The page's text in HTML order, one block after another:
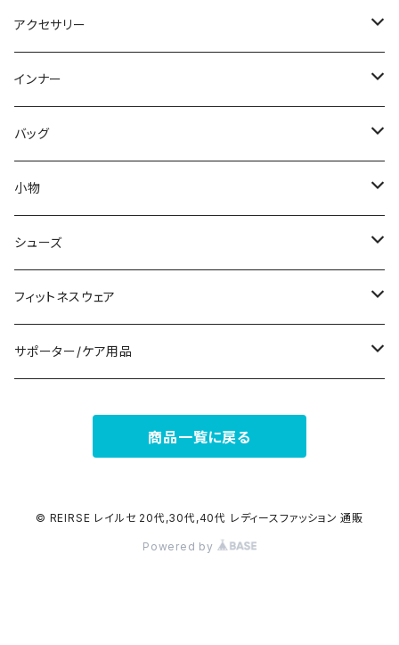
パーカー
スウェット/トレーナー
その他
その他
オールインワン
ワンピース
ラッシュガード
その他
ミディアム/ミモレ
ロング/マキシ
袖付き
ノースリーブ
パンツドレス
ナイトドレス
その他
パンツスーツ
スカートスーツ
その他
アクセサリー
ネックレス
ブレスレット
ピアス
コサージュ
リング
その他
インナー
ブラ/ブラトップ/ベアトップ
ショーツ
タンクトップ/キャミソール
半袖/5分
7分/長袖
ペチコート/ペチパンツ
その他
バッグ
サブバッグ
クラッチバッグ
トートバッグ
ショルダーバッグ
カジュアルバッグ
バックパック
小物
マフラー/スカーフ/ストール
財布
アクセサリーケース
シューズ
スニーカー
ブーツ
その他
フィットネスウェア
セット販売
タイツ
サポーター/ケア用品
商品一覧に戻る
© REIRSE レイルセ 20代,30代,40代 レディースファッション 通販
Powered by